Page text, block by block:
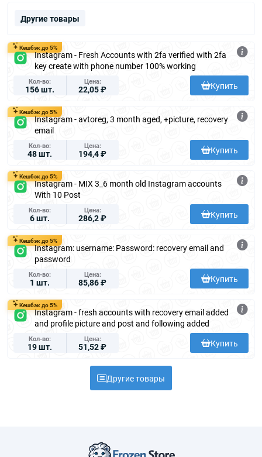
Другие товары
Кешбэк до 5%
Instagram - Fresh Accounts with 2fa verified with 2fa
key create with phone number 100% working
Кол-во
156 шт.
Цена
22,05 ₽ Купить
Кешбэк до 5%
Instagram - avtoreg, 3 month aged, +picture, recovery
email
Кол-во
48 шт.
Цена
194,4 ₽ Купить
Кешбэк до 5%
Instagram - MIX 3_6 month old Instagram accounts
With 10 Post
Кол-во
6 шт.
Цена
286,2 ₽ Купить
Кешбэк до 5%
Instagram: username: Password: recovery email and
password
Кол-во
1 шт.
Цена
85,86 ₽ Купить
Кешбэк до 5%
Instagram - fresh accounts with recovery email added
and profile picture and post and following added
Кол-во
19 шт.
Цена
51,52 ₽ Купить
Другие товары